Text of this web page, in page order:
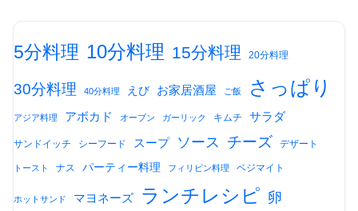
5分料理 10分料理 15分料理 20分料理
30分料理 40分料理 えび お家居酒屋 ご飯 さっぱり
アジア料理 アボカド オーブン ガーリック キムチ サラダ
サンドイッチ シーフード スープ ソース チーズ デザート
トースト ナス パーティー料理 フィリピン料理 ベジマイト
ホットサンド マヨネーズ ランチレシピ 卵